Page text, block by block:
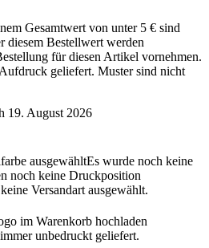
Gesamtwert von unter 5 € sind
diesem Bestellwert werden
für diesen Artikel vornehmen.
geliefert. Muster sind nicht
19. August 2026
ausgewähltEs wurde noch keine
noch keine Druckposition
Versandart ausgewählt.
im Warenkorb hochladen
unbedruckt geliefert.